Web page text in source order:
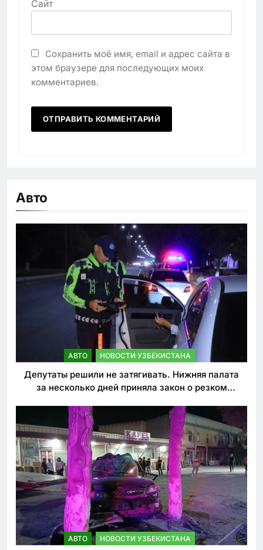
Сайт
Сохранить моё имя, email и адрес сайта в
этом браузере для последующих моих
комментариев.
Авто
АВТО НОВОСТИ УЗБЕКИСТАНА
Депутаты решили не затягивать. Нижняя палата
за несколько дней приняла закон о резком
АВТО НОВОСТИ УЗБЕКИСТАНА